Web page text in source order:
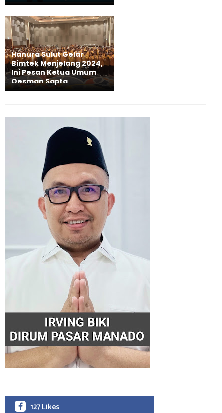
Hanura Sulut Gelar
Bimtek Menjelang 2024,
Ini Pesan Ketua Umum
Oesman Sapta
127 Likes